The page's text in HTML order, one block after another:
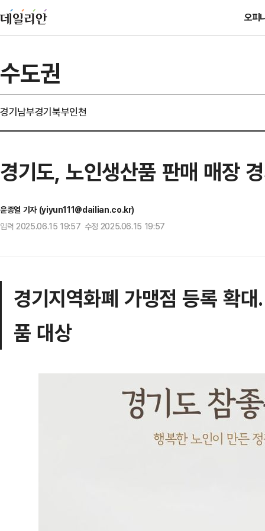
오피
수도권
경기남부경기북부인천
경기도, 노인생산품 판매 매장
윤종열 기자 (yiyun111@dailian.co.kr)
입력 2025.06.15 19:57 수정 2025.06.15 19:57
경기지역화폐 가맹점 등록 확
품 대상